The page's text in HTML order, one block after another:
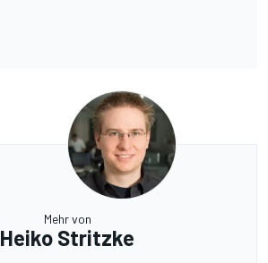
Mehr von
Heiko Stritzke